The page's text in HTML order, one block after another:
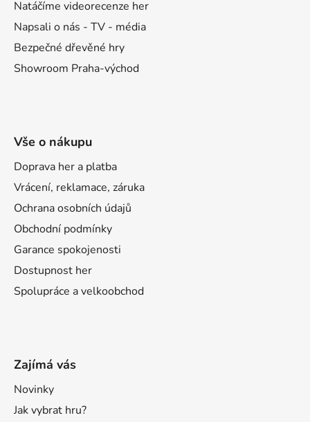
Natáčíme videorecenze her
Napsali o nás - TV - média
Bezpečné dřevěné hry
Showroom Praha-východ
Vše o nákupu
Doprava her a platba
Vrácení, reklamace, záruka
Ochrana osobních údajů
Obchodní podmínky
Garance spokojenosti
Dostupnost her
Spolupráce a velkoobchod
Zajímá vás
Novinky
Jak vybrat hru?